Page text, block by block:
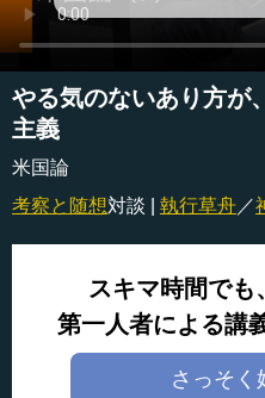
やる気のないあり方が
主義
米国論
考察と随想対談 | 執行草舟 ／
スキマ時間でも
第一人者による講
さっそく